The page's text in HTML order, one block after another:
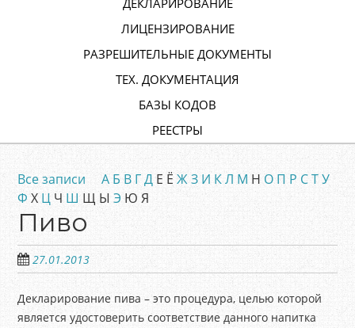
ДЕКЛАРИРОВАНИЕ
ЛИЦЕНЗИРОВАНИЕ
РАЗРЕШИТЕЛЬНЫЕ ДОКУМЕНТЫ
ТЕХ. ДОКУМЕНТАЦИЯ
БАЗЫ КОДОВ
РЕЕСТРЫ
Все записи А Б В Г Д Е ЁЖ З И К Л М Н О П Р С Т У
Ф ХЦ ЧШЩ ЫЭ Ю Я
Пиво
27.01.2013
Декларирование пива – это процедура, целью которой
является удостоверить соответствие данного напитка